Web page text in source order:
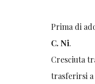
Prima di
C. Ni.
Cresciuta
trasferirsi a